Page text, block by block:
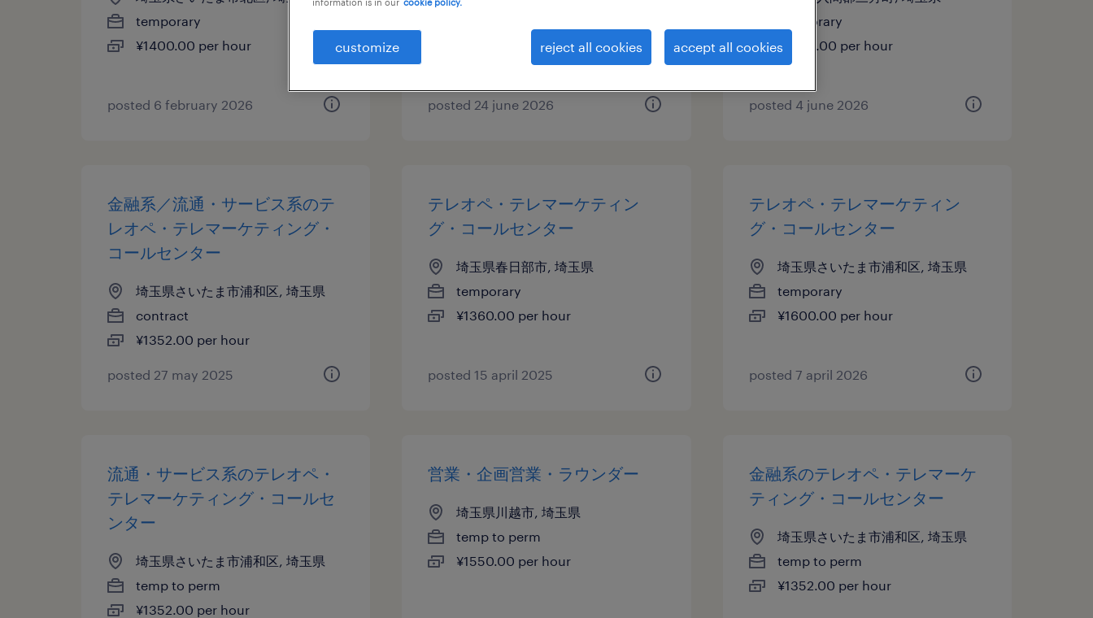
temporary
¥1400.00 per hour
posted 6 february 2026
¥1360.00 per hour
posted 24 june 2026
temporary
¥1400.00 per hour
posted 4 june 2026
金融系／流通・サービス系のテ
レオペ・テレマーケティング・
コールセンター
埼玉県さいたま市浦和区, 埼玉県
contract
¥1352.00 per hour
posted 27 may 2025
テレオペ・テレマーケティン
グ・コールセンター
埼玉県春日部市, 埼玉県
temporary
¥1360.00 per hour
posted 15 april 2025
テレオペ・テレマーケティン
グ・コールセンター
埼玉県さいたま市浦和区, 埼玉県
temporary
¥1600.00 per hour
posted 7 april 2026
流通・サービス系のテレオペ・
テレマーケティング・コールセ
ンター
埼玉県さいたま市浦和区, 埼玉県
temp to perm
¥1352.00 per hour
営業・企画営業・ラウンダー
埼玉県川越市, 埼玉県
temp to perm
¥1550.00 per hour
金融系のテレオペ・テレマーケ
ティング・コールセンター
埼玉県さいたま市浦和区, 埼玉県
temp to perm
¥1352.00 per hour
customize reject all cookies accept all cookies